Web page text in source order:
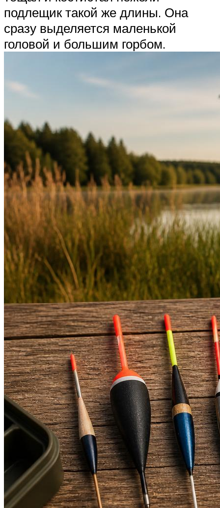
подлещик такой же длины. Она
сразу выделяется маленькой
головой и большим горбом.